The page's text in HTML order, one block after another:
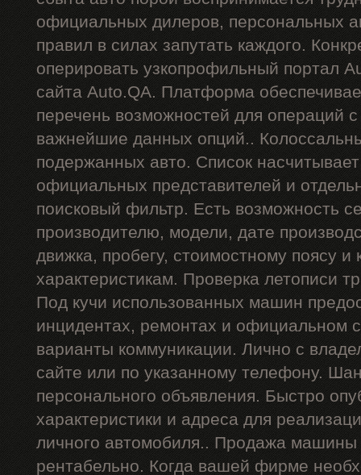
официальных дилеров, персональных
правил в силах запутать каждого.
оперировать узкопрофильный портал
сайта Auto.QA. Платформа
перечень возможностей для операций
важнейшие данных опций..
подержанных авто. Список
официальных представителей и
поисковый фильтр. Есть возможность
производителю, модели, дате
движка, пробегу, стоимостному поясу и
характеристикам. Проверка летописи
Под кучи использованных машин
инцидентах, ремонтах и официальном
варианты коммуникации. Лично с
сайте или по указанному телефону.
персонального объявления. Быстро
характеристики и адреса для
личного автомобиля.. Продажа машины
рентабельно. Когда вашей фирме